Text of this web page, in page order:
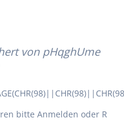
von pHqghUme
bitte Anmelden oder R